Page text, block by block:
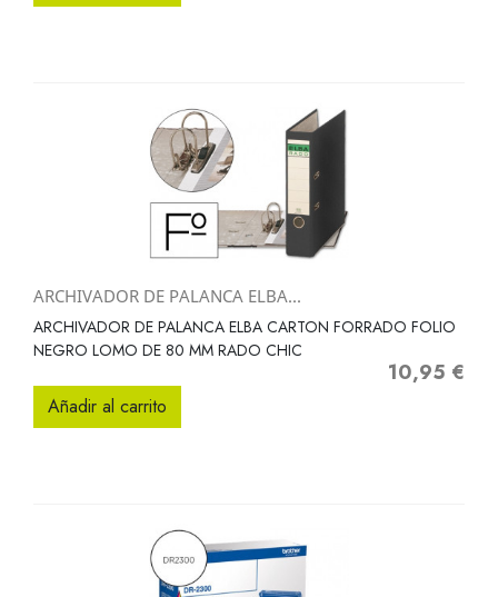
ARCHIVADOR DE PALANCA ELBA...
ARCHIVADOR DE PALANCA ELBA CARTON FORRADO FOLIO
NEGRO LOMO DE 80 MM RADO CHIC
Precio
10,95 €
Añadir al carrito